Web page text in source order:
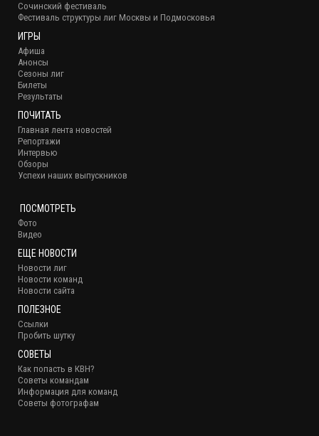
Сочинский фестиваль
Фестиваль структуры лиг Москвы и Подмосковья
ИГРЫ
Афиша
Анонсы
Сезоны лиг
Билеты
Результаты
ПОЧИТАТЬ
Главная лента новостей
Репортажи
Интервью
Обзоры
Успехи наших выпускников
ПОСМОТРЕТЬ
Фото
Видео
ЕЩЕ НОВОСТИ
Новости лиг
Новости команд
Новости сайта
ПОЛЕЗНОЕ
Ссылки
Пробить шутку
СОВЕТЫ
Как попасть в КВН?
Советы командам
Информация для команд
Советы фотографам